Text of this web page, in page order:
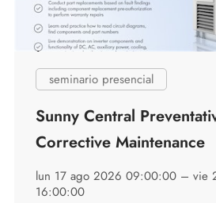
seminario presencial
Sunny Central
Corrective Maintenance
lun 17 ago 2026 09:00:00 – vie
16:00:00